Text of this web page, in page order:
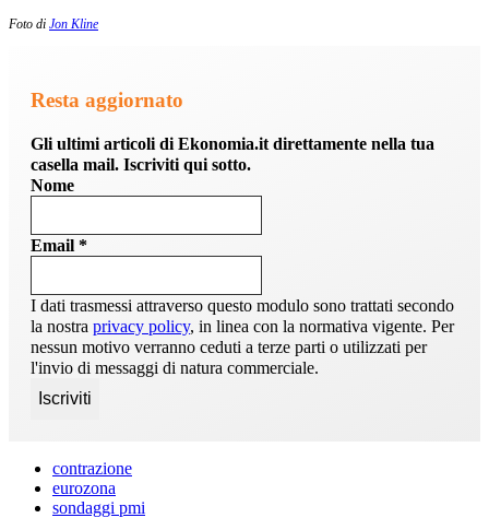
Foto di Jon Kline
Resta aggiornato
Gli ultimi articoli di Ekonomia.it direttamente nella tua
casella mail. Iscriviti qui sotto.
Nome
Email *
I dati trasmessi attraverso questo modulo sono trattati secondo
la nostra privacy policy, in linea con la normativa vigente. Per
nessun motivo verranno ceduti a terze parti o utilizzati per
l'invio di messaggi di natura commerciale.
contrazione
eurozona
sondaggi pmi